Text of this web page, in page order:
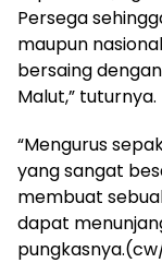
Persega
maupun
bersaing
Malut,” tuturnya.
“Mengurus
yang sangat
membuat
dapat